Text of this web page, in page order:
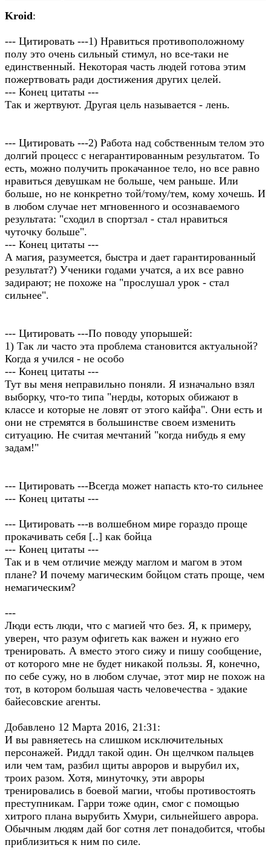
Kroid:
--- Цитировать ---1) Нравиться противоположному
полу это очень сильный стимул, но все-таки не
единственный. Некоторая часть людей готова этим
пожертвовать ради достижения других целей.
--- Конец цитаты ---
Так и жертвуют. Другая цель называется - лень.
--- Цитировать ---2) Работа над собственным телом это
долгий процесс с негарантированным результатом. То
есть, можно получить прокачанное тело, но все равно
нравиться девушкам не больше, чем раньше. Или
больше, но не конкретно той/тому/тем, кому хочешь. И
в любом случае нет мгновенного и осознаваемого
результата: "сходил в спортзал - стал нравиться
чуточку больше".
--- Конец цитаты ---
А магия, разумеется, быстра и дает гарантированный
результат?) Ученики годами учатся, а их все равно
задирают; не похоже на "прослушал урок - стал
сильнее".
--- Цитировать ---По поводу упорышей:
1) Так ли часто эта проблема становится актуальной?
Когда я учился - не особо
--- Конец цитаты ---
Тут вы меня неправильно поняли. Я изначально взял
выборку, что-то типа "нерды, которых обижают в
классе и которые не ловят от этого кайфа". Они есть и
они не стремятся в большинстве своем изменить
ситуацию. Не считая мечтаний "когда нибудь я ему
задам!"
--- Цитировать ---Всегда может напасть кто-то сильнее
--- Конец цитаты ---
--- Цитировать ---в волшебном мире гораздо проще
прокачивать себя [..] как бойца
--- Конец цитаты ---
Так и в чем отличие между маглом и магом в этом
плане? И почему магическим бойцом стать проще, чем
немагическим?
---
Люди есть люди, что с магией что без. Я, к примеру,
уверен, что разум офигеть как важен и нужно его
тренировать. А вместо этого сижу и пишу сообщение,
от которого мне не будет никакой пользы. Я, конечно,
по себе сужу, но в любом случае, этот мир не похож на
тот, в котором большая часть человечества - эдакие
байесовские агенты.
Добавлено 12 Марта 2016, 21:31:
И вы равняетесь на слишком исключительных
персонажей. Риддл такой один. Он щелчком пальцев
или чем там, разбил щиты авроров и вырубил их,
троих разом. Хотя, минуточку, эти авроры
тренировались в боевой магии, чтобы противостоять
преступникам. Гарри тоже один, смог с помощью
хитрого плана вырубить Хмури, сильнейшего аврора.
Обычным людям дай бог сотня лет понадобится, чтобы
приблизиться к ним по силе.